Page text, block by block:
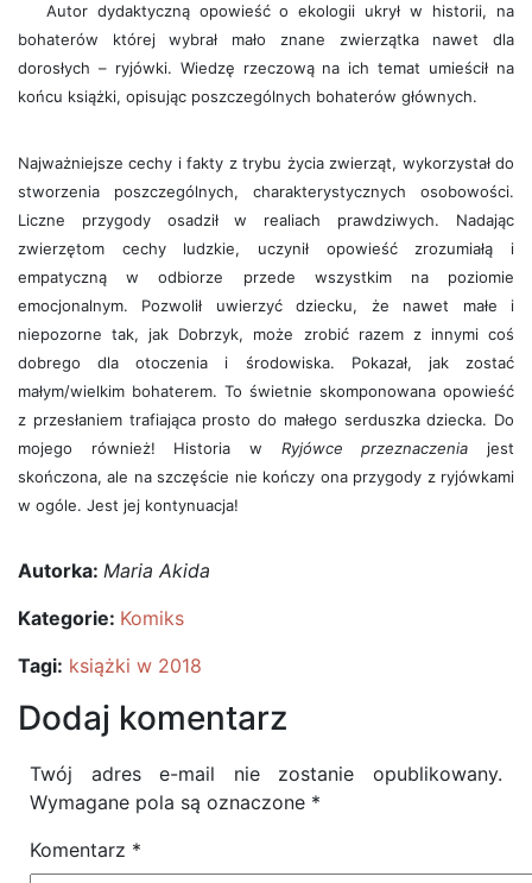
Autor dydaktyczną opowieść o ekologii ukrył w historii, na
bohaterów której wybrał mało znane zwierzątka nawet dla
dorosłych – ryjówki. Wiedzę rzeczową na ich temat umieścił na
końcu książki, opisując poszczególnych bohaterów głównych.
Najważniejsze cechy i fakty z trybu życia zwierząt, wykorzystał do
stworzenia poszczególnych, charakterystycznych osobowości.
Liczne przygody osadził w realiach prawdziwych. Nadając
zwierzętom cechy ludzkie, uczynił opowieść zrozumiałą i
empatyczną w odbiorze przede wszystkim na poziomie
emocjonalnym. Pozwolił uwierzyć dziecku, że nawet małe i
niepozorne tak, jak Dobrzyk, może zrobić razem z innymi coś
dobrego dla otoczenia i środowiska. Pokazał, jak zostać
małym/wielkim bohaterem. To świetnie skomponowana opowieść
z przesłaniem trafiająca prosto do małego serduszka dziecka. Do
mojego również! Historia w Ryjówce przeznaczenia jest
skończona, ale na szczęście nie kończy ona przygody z ryjówkami
w ogóle. Jest jej kontynuacja!
Autorka: Maria Akida
Kategorie: Komiks
Tagi: książki w 2018
Dodaj komentarz
Twój adres e-mail nie zostanie opublikowany.
Wymagane pola są oznaczone *
Komentarz *